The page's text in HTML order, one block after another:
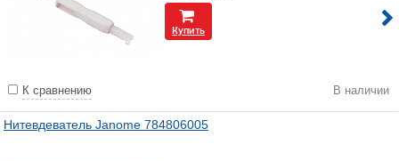
Купить
К сравнению В наличии
Нитевдеватель Janome 784806005